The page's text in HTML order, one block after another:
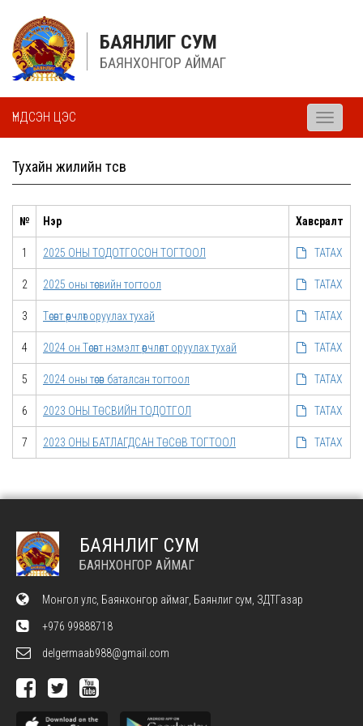
БАЯНЛИГ СУМ
БАЯНХОНГОР АЙМАГ
ҮНДСЭН ЦЭС
Toggle
Тухайн жилийн төсөв
№ Нэр Хавсралт
1 2025 ОНЫ ТОДОТГОСОН ТОГТООЛ ТАТАХ
2 2025 оны төсвийн тогтоол ТАТАХ
3 Төсөвт өөрчлөт оруулах тухай ТАТАХ
4 2024 он Төсөвт нэмэлт өөрчлөлт оруулах тухай ТАТАХ
5 2024 оны төсөв баталсан тогтоол ТАТАХ
6 2023 ОНЫ ТӨСВИЙН ТОДОТГОЛ ТАТАХ
7 2023 ОНЫ БАТЛАГДСАН ТӨСӨВ ТОГТООЛ ТАТАХ
БАЯНЛИГ СУМ
БАЯНХОНГОР АЙМАГ
Монгол улс, Баянхонгор аймаг, Баянлиг сум, ЗДТГазар
+976 99888718
delgermaab988@gmail.com